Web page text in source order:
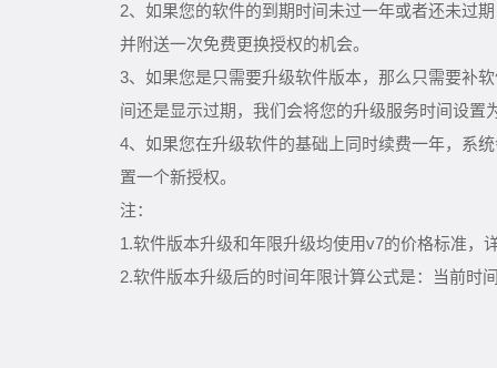
2、如果您的软件的到期时间未过一年或者还未过
并附送一次免费更换授权的机会。
3、如果您是只需要升级软件版本，那么只需要补
间还是显示过期，我们会将您的升级服务时间设置
4、如果您在升级软件的基础上同时续费一年，系
置一个新授权。
注：
1.软件版本升级和年限升级均使用v7的价格标准，
2.软件版本升级后的时间年限计算公式是：当前时